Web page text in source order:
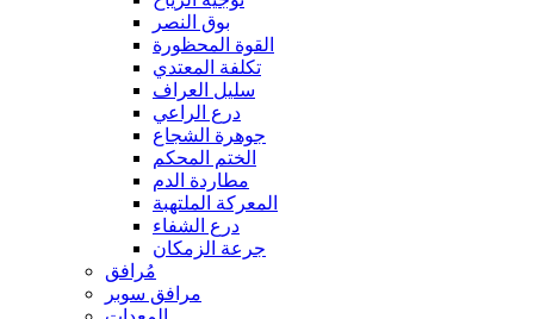
بوق النصر
القوة المحظورة
تكلفة المعتدي
سليل العراف
درع الراعي
جوهرة الشجاع
الختم المحكم
مطاردة الدم
المعركة الملتهبة
درع الشفاء
جرعة الزمكان
مُرافق
مرافق سوبر